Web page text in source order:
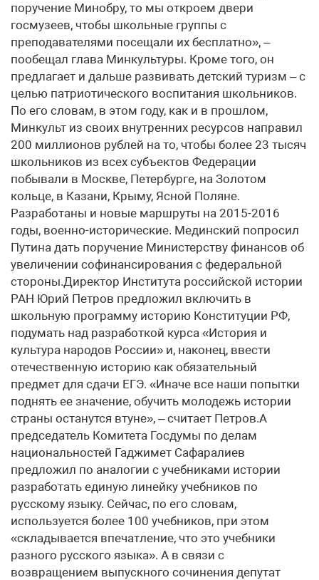
поручение Минобру, то мы откроем двери
госмузеев, чтобы школьные группы с
преподавателями посещали их бесплатно», –
пообещал глава Минкультуры. Кроме того, он
предлагает и дальше развивать детский туризм – с
целью патриотического воспитания школьников.
По его словам, в этом году, как и в прошлом,
Минкульт из своих внутренних ресурсов направил
200 миллионов рублей на то, чтобы более 23 тысяч
школьников из всех субъектов Федерации
побывали в Москве, Петербурге, на Золотом
кольце, в Казани, Крыму, Ясной Поляне.
Разработаны и новые маршруты на 2015-2016
годы, военно-исторические. Мединский попросил
Путина дать поручение Министерству финансов об
увеличении софинансирования с федеральной
стороны.Директор Института российской истории
РАН Юрий Петров предложил включить в
школьную программу историю Конституции РФ,
подумать над разработкой курса «История и
культура народов России» и, наконец, ввести
отечественную историю как обязательный
предмет для сдачи ЕГЭ. «Иначе все наши попытки
поднять ее значение, обучить молодежь истории
страны останутся втуне», – считает Петров.А
председатель Комитета Госдумы по делам
национальностей Гаджимет Сафаралиев
предложил по аналогии с учебниками истории
разработать единую линейку учебников по
русскому языку. Сейчас, по его словам,
используется более 100 учебников, при этом
«складывается впечатление, что это учебники
разного русского языка». А в связи с
возвращением выпускного сочинения депутат